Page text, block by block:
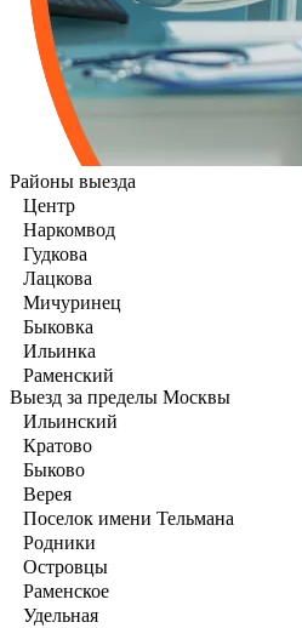
Районы выезда
Центр
Наркомвод
Гудкова
Лацкова
Мичуринец
Быковка
Ильинка
Раменский
Выезд за пределы Москвы
Ильинский
Кратово
Быково
Верея
Поселок имени Тельмана
Родники
Островцы
Раменское
Удельная